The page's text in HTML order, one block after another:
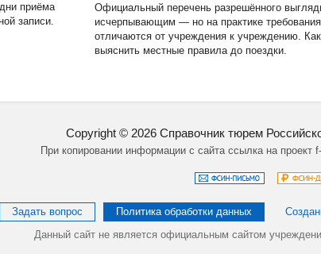
приёма
записи.
Официальный перечень разрешённого
исчерпывающим — но на практике требования
отличаются от учреждения к учреждению. Как
выяснить местные правила до поездки.
Copyright © 2026Справочник тюрем
При копировании информации с сайта ссылка на проект
Задать вопрос Политика обработки данных
Данный сайт не является официальным сайтом